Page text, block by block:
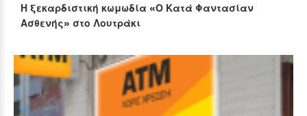
Η ξεκαρδιστική κωμωδία «Ο Κατά Φαντασίαν
Ασθενής» στο Λουτράκι